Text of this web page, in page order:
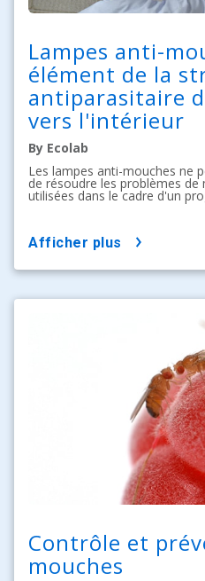
Lampes anti-
élément de la
antiparasitaire
vers l'intérieur
By Ecolab
Les lampes anti-mouches ne
de résoudre les problèmes de
utilisées dans le cadre d'un
afficher plus
Contrôle et
mouches